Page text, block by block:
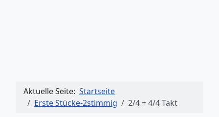
Aktuelle Seite: Startseite
Erste Stücke-2stimmig
2/4 + 4/4 Takt